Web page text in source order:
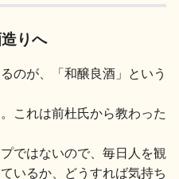
りへ
のが、「和醸良酒」という
これは前杜氏から教わった
ではないので、毎日人を観
いるか、どうすれば気持ち